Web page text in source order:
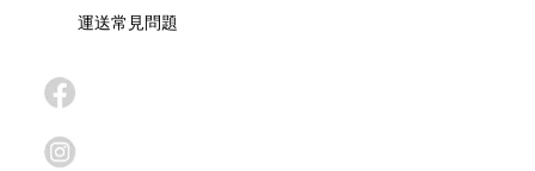
運送常見問題